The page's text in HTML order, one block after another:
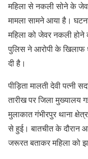
महिला से नकली सोने के
मामला सामने आया है।
महिला को जेवर नकली होने
पुलिस ने आरोपी के खिलाफ
दी है।
पीड़िता मालती देवी पत्नी
तारीख पर जिला मुख्यालय
मुलाकात गंभीरपुर थाना
से हुई। बातचीत के दौरान
जरूरत बताकर महिला को